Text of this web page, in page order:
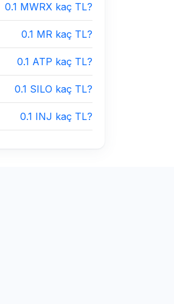
0.1 MWRX kaç TL?
0.1 MR kaç TL?
0.1 ATP kaç TL?
0.1 SILO kaç TL?
0.1 INJ kaç TL?